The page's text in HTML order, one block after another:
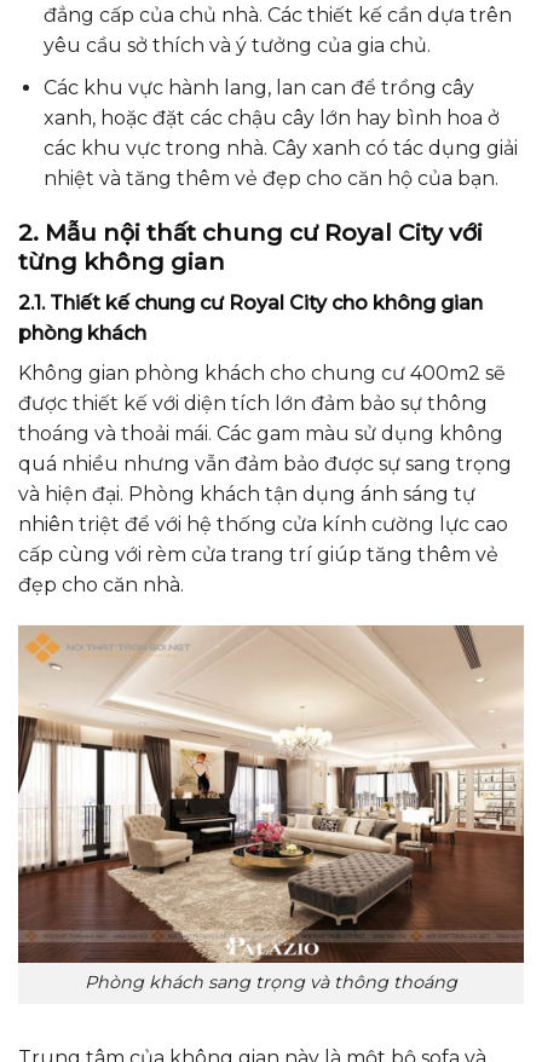
đẳng cấp của chủ nhà. Các thiết kế cần dựa trên
yêu cầu sở thích và ý tưởng của gia chủ.
Các khu vực hành lang, lan can để trồng cây
xanh, hoặc đặt các chậu cây lớn hay bình hoa ở
các khu vực trong nhà. Cây xanh có tác dụng giải
nhiệt và tăng thêm vẻ đẹp cho căn hộ của bạn.
2. Mẫu nội thất chung cư Royal City với
từng không gian
2.1. Thiết kế chung cư Royal City cho không gian
phòng khách
Không gian phòng khách cho chung cư 400m2 sẽ
được thiết kế với diện tích lớn đảm bảo sự thông
thoáng và thoải mái. Các gam màu sử dụng không
quá nhiều nhưng vẫn đảm bảo được sự sang trọng
và hiện đại. Phòng khách tận dụng ánh sáng tự
nhiên triệt để với hệ thống cửa kính cường lực cao
cấp cùng với rèm cửa trang trí giúp tăng thêm vẻ
đẹp cho căn nhà.
Phòng khách sang trọng và thông thoáng